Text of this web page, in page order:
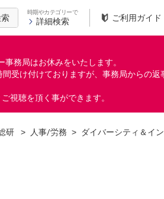
時期やカテゴリーで
詳細検索 ご利用ガイド
務局はお休みをいたします。
受け付けておりますが、事務局からの
視聴を頂く事ができます。
研 > 人事/労務 > ダイバーシティ＆イ